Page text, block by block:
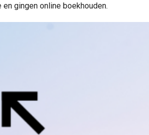
gingen online boekhouden.